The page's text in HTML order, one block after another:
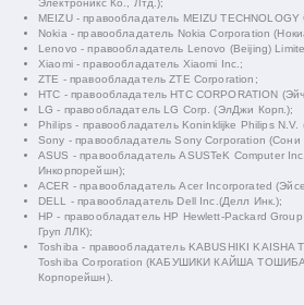
Электроникс Ко., Лтд.);
MEIZU - правообладатель MEIZU TECHNOLOGY
Nokia - правообладатель Nokia Corporation
Lenovo - правообладатель Lenovo (Beijing)
Xiaomi - правообладатель Xiaomi Inc.;
ZTE - правообладатель ZTE Corporation;
HTC - правообладатель HTC CORPORATION
LG - правообладатель LG Corp. (ЭлДжи Корп.);
Philips - правообладатель Koninklijke Philips
Sony - правообладатель Sony Corporation
ASUS - правообладатель ASUSTeK Computer
Инкорпорейшн);
ACER - правообладатель Acer Incorporated
DELL - правообладатель Dell Inc.(Делл Инк.);
HP - правообладатель HP Hewlett-Packard
Груп ЛЛК);
Toshiba - правообладатель KABUSHIKI KAISHA
Toshiba Corporation (КАБУШИКИ КАЙША ТОШИБА
Корпорейшн).